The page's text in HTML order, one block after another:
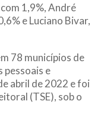
1,9%, André
e Luciano Bivar,
78 municípios de
pessoais e
abril de 2022 e foi
(TSE), sob o